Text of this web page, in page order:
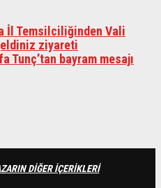
İl Temsilciliğinden Vali
ziyareti
Tunç’tan bayram mesajı
DİĞER İÇERİKLERİ